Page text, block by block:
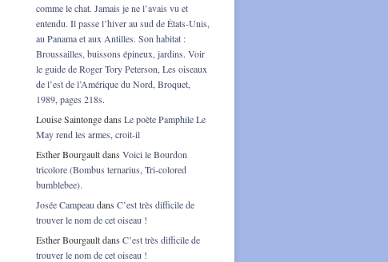
comme le chat. Jamais je ne l’avais vu et
entendu. Il passe l’hiver au sud de États-Unis,
au Panama et aux Antilles. Son habitat :
Broussailles, buissons épineux, jardins. Voir
le guide de Roger Tory Peterson, Les oiseaux
de l’est de l’Amérique du Nord, Broquet,
1989, pages 218s.
Louise Saintongedans Le poète Pamphile Le
May rend les armes, croit-il
Esther Bourgaultdans Voici le Bourdon
tricolore (Bombus ternarius, Tri-colored
bumblebee).
Josée Campeau dans C’est très difficile de
trouver le nom de cet oiseau !
Esther Bourgaultdans C’est très difficile de
trouver le nom de cet oiseau !